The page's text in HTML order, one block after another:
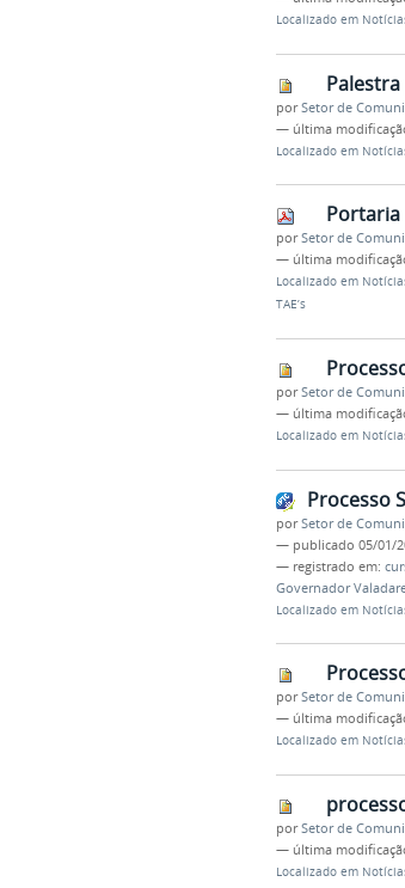
Localizado em
Palestra
porSetor de
— última
Localizado em
Portaria
porSetor de
— última
Localizado em
TAE’s
porSetor de
— última
Localizado em
Processo
porSetor de
— publicado 05/01/
— registrado em:
Governador
Localizado em
porSetor de
— última
Localizado em
porSetor de
— última
Localizado em